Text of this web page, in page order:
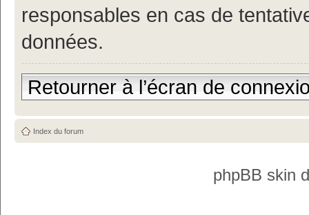
responsables en cas de
données.
Retourner à l’écran de
Index du forum
phpBB skin